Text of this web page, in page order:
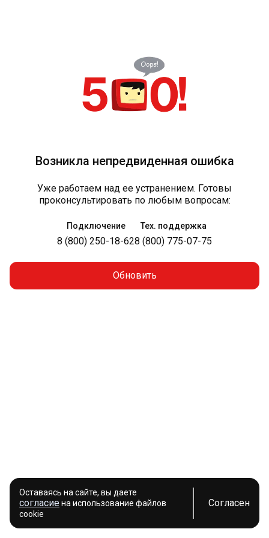
Возникла непредвиденная ошибка
Уже работаем над ее устранением. Готовы
проконсультировать по любым вопросам:
Подключение
8 (800) 250-18-62
Тех. поддержка
8 (800) 775-07-75
Обновить
Оставаясь на сайте, вы даете
согласиена использование файлов
cookie
Согласен